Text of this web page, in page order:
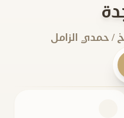
/ حمدي الزامل